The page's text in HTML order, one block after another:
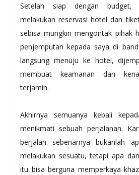
Setelah siap dengan budget,
melakukan reservasi hotel dan
sebisa mungkin mengontak pihak
penjemputan kepada saya di
langsung menuju ke hotel,
membuat keamanan dan
terjamin.
Akhirnya semuanya kebali
menikmati sebuah perjalanan.
berjalan sebenarnya bukanlah
melakukan sesuatu, tetapi apa
itu bisa berguna memperkaya